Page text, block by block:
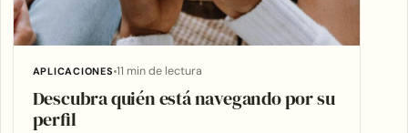
APLICACIONES 11 min de lectura
Descubra quién está navegando por su
perfil